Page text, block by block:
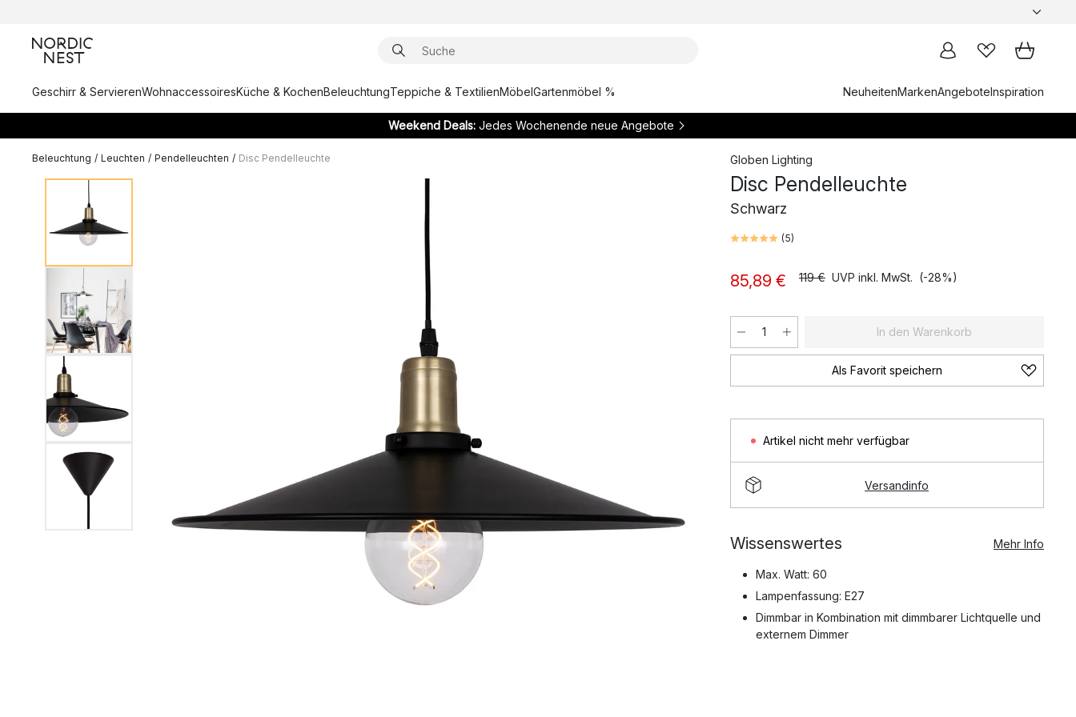
Geschirr & ServierenWohnaccessoiresKüche & KochenBeleuchtungTeppiche & TextilienMöbelGartenmöbel % NeuheitenMarkenAngeboteInspiration
Weekend Deals:Jedes Wochenende neue Angebote
Beleuchtung / Leuchten / Pendelleuchten / Disc Pendelleuchte Globen Lighting
Disc Pendelleuchte
Schwarz
(5)
85,89 € 119 € UVP inkl. MwSt. (-28%)
In den Warenkorb
Als Favorit speichern
Artikel nicht mehr verfügbar
Versandinfo
Wissenswertes Mehr Info
Max. Watt: 60
Lampenfassung: E27
Dimmbar in Kombination mit dimmbarer Lichtquelle und
externem Dimmer